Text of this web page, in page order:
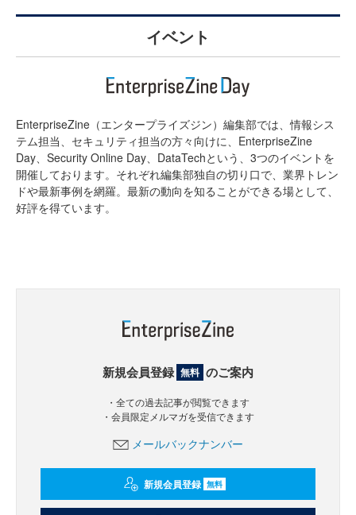
イベント
EnterpriseZine（エンタープライズジン）編集部では、情報シス
テム担当、セキュリティ担当の方々向けに、EnterpriseZine
Day、Security Online Day、DataTechという、3つのイベントを
開催しております。それぞれ編集部独自の切り口で、業界トレン
ドや最新事例を網羅。最新の動向を知ることができる場として、
好評を得ています。
新規会員登録 無料 のご案内
・全ての過去記事が閲覧できます
・会員限定メルマガを受信できます
メールバックナンバー
新規会員登録 無料